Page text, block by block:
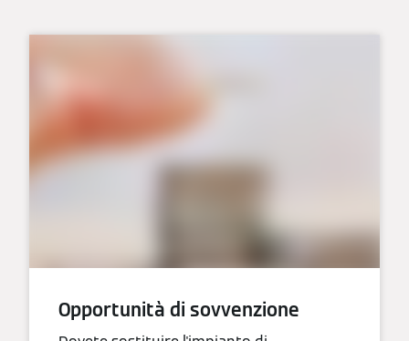
Opportunità di sovvenzione